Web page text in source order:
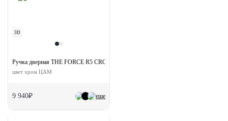
3D
еще
Ручка дверная THE FORCE R5 CRO раздельная на круглой розетке
цвет хром ЦАМ
9 940₽